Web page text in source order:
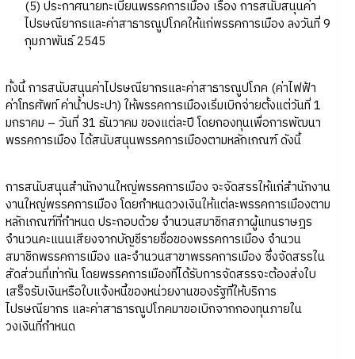
(5) ประกาศนายทะเบียนพรรคการเมือง เรื่อง การสนับสนุนค่า
ไปรษณียากรและค่าสาธารณูปโภคให้แก่พรรคการเมือง ลงวันที่ 9
กุมภาพันธ์ 2545
ทั้งนี้ การสนับสนุนค่าไปรษณียากรและค่าสาธารณูปโภค (ค่าไฟฟ้า
ค่าโทรศัพท์ ค่าน้ำประปา) ให้พรรคการเมืองเริ่มเบิกจ่ายตั้งแต่วันที่ 1
มกราคม – วันที่ 31 ธันวาคม ของแต่ละปี โดยกองทุนเพื่อการพัฒนา
พรรคการเมือง ได้สนับสนุนพรรคการเมืองตามหลักเกณฑ์ ดังนี้
การสนับสนุนสำนักงานใหญ่พรรคการเมือง จะจัดสรรให้แก่สำนักงาน
งานใหญ่พรรคการเมือง โดยกำหนดวงเงินให้แต่ละพรรคการเมืองตาม
หลักเกณฑ์ที่กำหนด ประกอบด้วย จำนวนสมาชิกสภาผู้แทนราษฎร
จำนวนคะแนนเสียงจากบัญชีรายชื่อของพรรคการเมือง จำนวน
สมาชิกพรรคการเมือง และจำนวนสาขาพรรคการเมือง ซึ่งจัดสรรใน
สัดส่วนที่เท่ากัน โดยพรรคการเมืองที่ได้รับการจัดสรรจะต้องส่งใบ
เสร็จรับเงินหรือใบแจ้งหนี้ของหน่วยงานของรัฐที่ให้บริการ
ไปรษณียากร และค่าสาธารณูปโภคมาขอเบิกจากกองทุนภายใน
วงเงินที่กำหนด